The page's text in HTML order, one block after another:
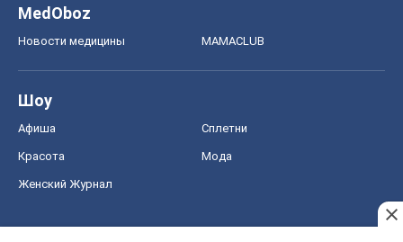
MedOboz
Новости медицины MAMACLUB
Шоу
Афиша Сплетни
Красота Мода
Женский Журнал